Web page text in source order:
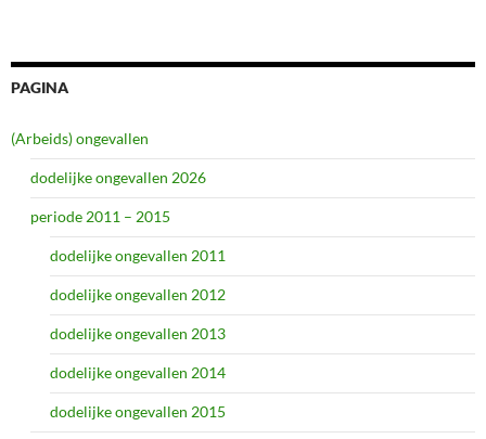
PAGINA
(Arbeids) ongevallen
dodelijke ongevallen 2026
periode 2011 – 2015
dodelijke ongevallen 2011
dodelijke ongevallen 2012
dodelijke ongevallen 2013
dodelijke ongevallen 2014
dodelijke ongevallen 2015